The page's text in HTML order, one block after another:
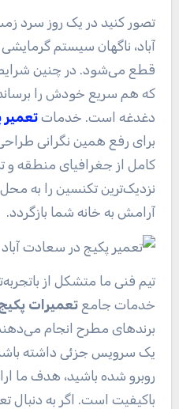
تصور کنید در یک روز سرد زمستانی در منطقه سعادت
آباد، ناگهان سیستم
قطع می‌شود. در چنین
که هم سریع خودش را برساند
دغدغه است. خدمات تعمیر
برای رفع همین نگرانی
کامل از جغرافیای منطقه و
نزدیک‌ترین تکنسین را به
آرامش به خانه شما بازگردد.
تیم فنی ما متشکل از
خدمات جامع تعمیرات
برندهای مطرح انجام
یک سرویس جزئی داشته باشد
روبرو شده باشید، هدف ما
باکیفیت است. اگر به